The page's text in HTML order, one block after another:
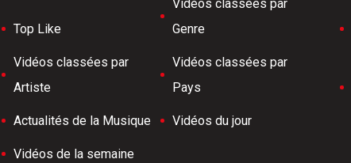
Top Like
Vidéos classées par
Genre
Vidéos classées par
Artiste
Vidéos classées par
Pays
Actualités de la Musique Vidéos du jour
Vidéos de la semaine